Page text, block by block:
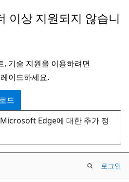
이상 지원되지 않습니
, 기술 지원을 이용하려면
이드하세요.
드
Edge에 대한 추가 정
로그인